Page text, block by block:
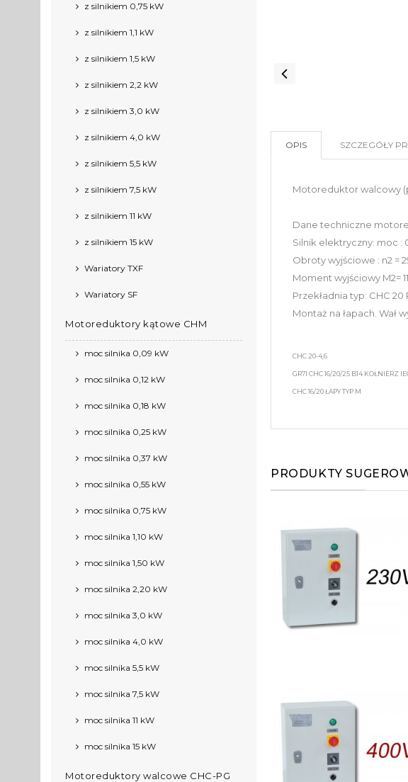
z silnikiem 0,75 kW
z silnikiem 1,1 kW
z silnikiem 1,5 kW
z silnikiem 2,2 kW
z silnikiem 3,0 kW
z silnikiem 4,0 kW
z silnikiem 5,5 kW
z silnikiem 7,5 kW
z silnikiem 11 kW
z silnikiem 15 kW
Wariatory TXF
Wariatory SF
Motoreduktory kątowe CHM
moc silnika 0,09 kW
moc silnika 0,12 kW
moc silnika 0,18 kW
moc silnika 0,25 kW
moc silnika 0,37 kW
moc silnika 0,55 kW
moc silnika 0,75 kW
moc silnika 1,10 kW
moc silnika 1,50 kW
moc silnika 2,20 kW
moc silnika 3,0 kW
moc silnika 4,0 kW
moc silnika 5,5 kW
moc silnika 7,5 kW
moc silnika 11 kW
moc silnika 15 kW
Motoreduktory walcowe CHC-PG
OPIS SZCZEGÓŁY
Motoreduktor walcowy
Dane techniczne
Silnik elektryczny: moc :
Obroty wyjściowe : n2 =
Moment wyjściowy M2=
Przekładnia typ: CHC 20
Montaż na łapach. Wał
CHC 20-4,6
GR71 CHC 16/20/25 B14 KOŁNIERZ
CHC 16/20 ŁAPY TYP M
PRODUKTY